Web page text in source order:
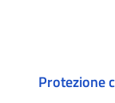
Protezione